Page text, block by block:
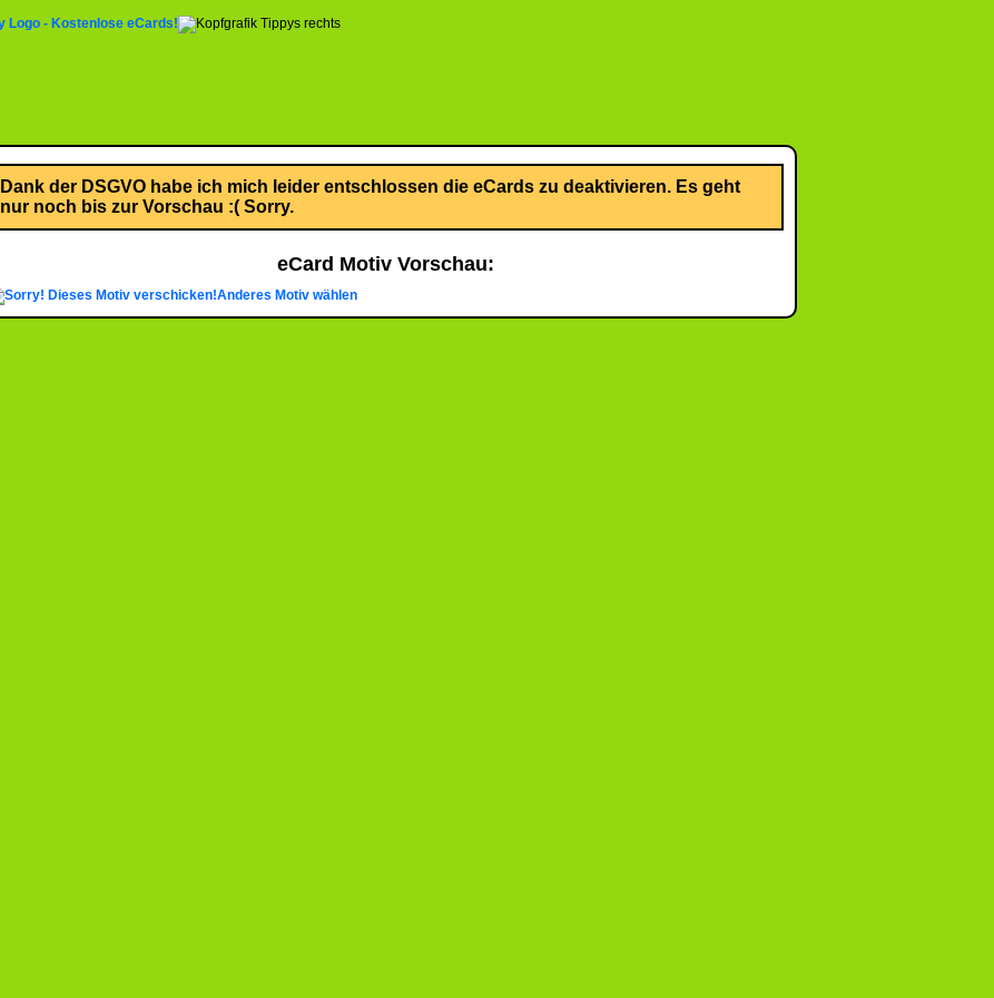
Dank der DSGVO habe ich mich leider entschlossen die eCards zu deaktivieren. Es geht
nur noch bis zur Vorschau :( Sorry.
eCard Motiv Vorschau:
Dieses Motiv verschicken!Anderes Motiv wählen